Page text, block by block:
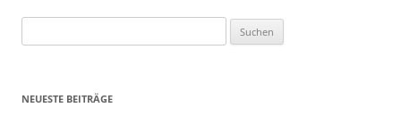
nach:
NEUESTE BEITRÄGE